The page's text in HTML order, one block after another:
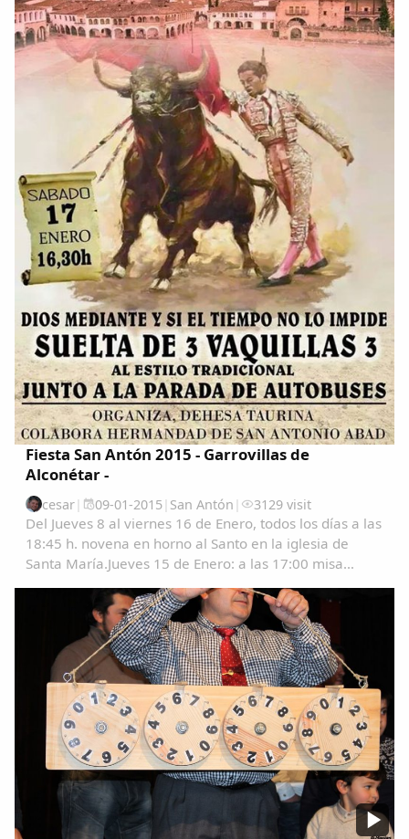
Fiesta San Antón 2015 - Garrovillas de
Alconétar -
cesar| 09-01-2015| San Antón | 3129 visit
Del Jueves 8 al viernes 16 de Enero, todos los días a las
18:45 h. novena en horno al Santo en la iglesia de
Santa María.Jueves 15 de Enero: a las 17:00 misa
Enero: a la terminación de la novena se...